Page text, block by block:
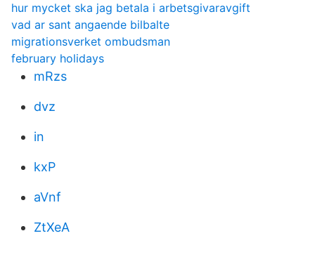
hur mycket ska jag betala i arbetsgivaravgift
vad ar sant angaende bilbalte
migrationsverket ombudsman
february holidays
mRzs
dvz
in
kxP
aVnf
ZtXeA